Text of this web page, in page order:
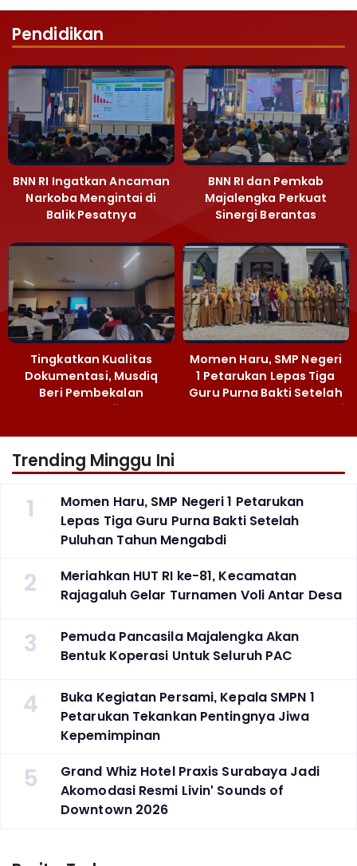
Pendidikan
BNN RI Ingatkan Ancaman
Narkoba Mengintai di
Balik Pesatnya
Majalengka
BNN RI dan Pemkab
Majalengka Perkuat
Sinergi Berantas
Narkoba
Tingkatkan Kualitas
Dokumentasi, Musdiq
Beri Pembekalan
Fotografi ‎
Momen Haru, SMP Negeri
1 Petarukan Lepas Tiga
Guru Purna Bakti Setelah
Puluhan Tahun Mengabdi
Trending Minggu Ini
1
Momen Haru, SMP Negeri 1 Petarukan
Lepas Tiga Guru Purna Bakti Setelah
Puluhan Tahun Mengabdi
2
Meriahkan HUT RI ke-81, Kecamatan
Rajagaluh Gelar Turnamen Voli Antar Desa
3
Pemuda Pancasila Majalengka Akan
Bentuk Koperasi Untuk Seluruh PAC
4
Buka Kegiatan Persami, Kepala SMPN 1
Petarukan Tekankan Pentingnya Jiwa
Kepemimpinan
5
Grand Whiz Hotel Praxis Surabaya Jadi
Akomodasi Resmi Livin' Sounds of
Downtown 2026